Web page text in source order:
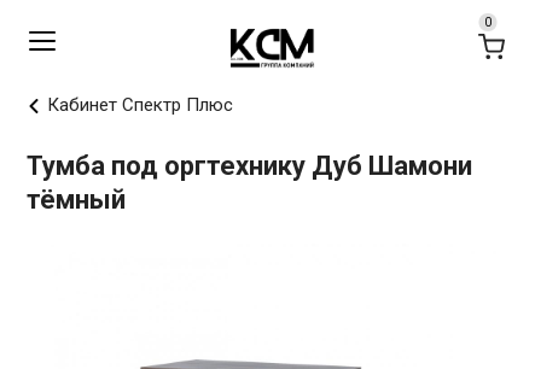
Кабинет Спектр Плюс
Тумба под оргтехнику Дуб Шамони
тёмный